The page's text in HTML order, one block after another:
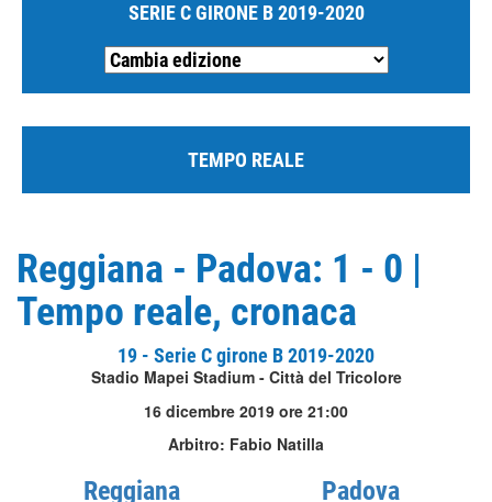
SERIE C GIRONE B 2019-2020
TEMPO REALE
Reggiana - Padova: 1 - 0 |
Tempo reale, cronaca
19 - Serie C girone B 2019-2020
Stadio Mapei Stadium - Città del Tricolore
16 dicembre 2019 ore 21:00
Arbitro: Fabio Natilla
Reggiana Padova